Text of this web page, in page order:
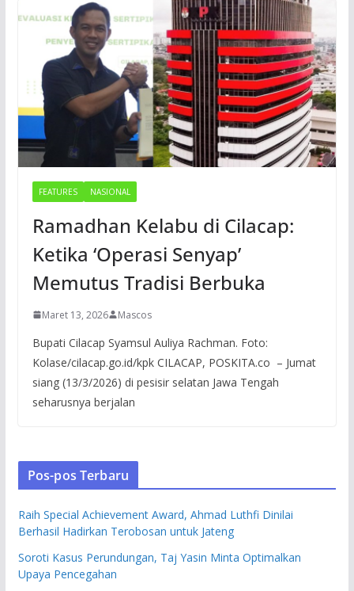
FEATURES NASIONAL
Ramadhan Kelabu di Cilacap:
Ketika ‘Operasi Senyap’
Memutus Tradisi Berbuka
Maret 13, 2026 Mascos
Bupati Cilacap Syamsul Auliya Rachman. Foto:
Kolase/cilacap.go.id/kpk CILACAP, POSKITA.co – Jumat
siang (13/3/2026) di pesisir selatan Jawa Tengah
seharusnya berjalan
Pos-pos Terbaru
Raih Special Achievement Award, Ahmad Luthfi Dinilai
Berhasil Hadirkan Terobosan untuk Jateng
Soroti Kasus Perundungan, Taj Yasin Minta Optimalkan
Upaya Pencegahan